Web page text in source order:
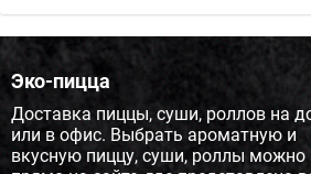
Эко-пицца
Доставка пиццы, суши, роллов на
или в офис. Выбрать ароматную и
вкусную пиццу, суши, роллы можно